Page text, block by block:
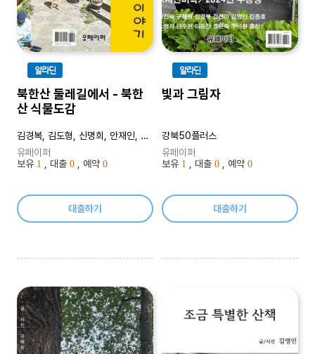
알라딘
북한산 둘레길에서 - 북한
산 식물도감
김경복, 김도형, 신명희, 안재인, 우강매
유페이퍼
보유 1 , 대출 0 , 예약 0
대출하기
알라딘
빛과 그림자
강북50플러스
유페이퍼
보유 1 , 대출 0 , 예약 0
대출하기